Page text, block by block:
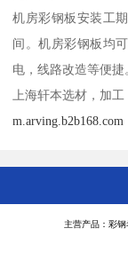
机房彩钢板安装工
间。机房彩钢板均
电，线路改造等便捷
上海轩本选材，加
m.arving.b2b168.com
主营产品：彩